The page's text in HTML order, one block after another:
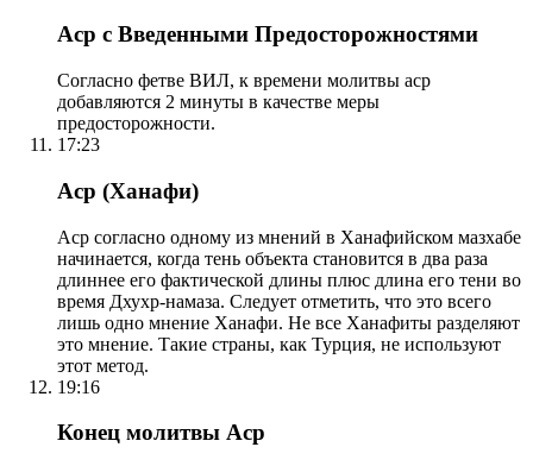
Аср с Введенными Предосторожностями
Согласно фетве ВИЛ, к времени молитвы аср
добавляются 2 минуты в качестве меры
предосторожности.
17:23
Аср (Ханафи)
Аср согласно одному из мнений в Ханафийском мазхабе
начинается, когда тень объекта становится в два раза
длиннее его фактической длины плюс длина его тени во
время Дхухр-намаза. Следует отметить, что это всего
лишь одно мнение Ханафи. Не все Ханафиты разделяют
это мнение. Такие страны, как Турция, не используют
этот метод.
19:16
Конец молитвы Аср